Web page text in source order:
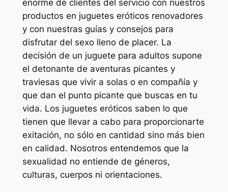
enorme de clientes del servicio con nuestros
productos en juguetes eróticos renovadores
y con nuestras guías y consejos para
disfrutar del sexo lleno de placer. La
decisión de un juguete para adultos supone
el detonante de aventuras picantes y
traviesas que vivir a solas o en compañía y
que dan el punto picante que buscas en tu
vida. Los juguetes eróticos saben lo que
tienen que llevar a cabo para proporcionarte
exitación, no sólo en cantidad sino más bien
en calidad. Nosotros entendemos que la
sexualidad no entiende de géneros,
culturas, cuerpos ni orientaciones.